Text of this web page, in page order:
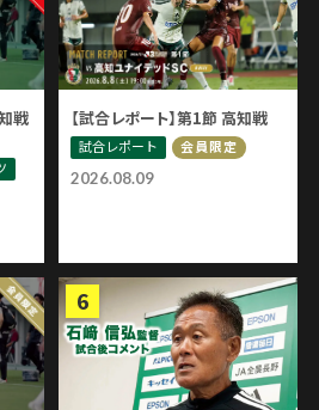
戦
2026.08.09
【試合レポート】第1節 高知戦
試合レポート 会員限定